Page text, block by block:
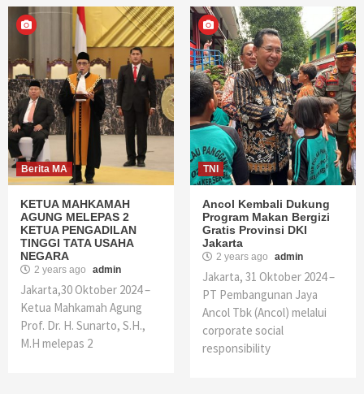
Berita MA
KETUA MAHKAMAH
AGUNG MELEPAS 2
KETUA PENGADILAN
TINGGI TATA USAHA
NEGARA
2 years ago admin
Jakarta,30 Oktober 2024 –
Ketua Mahkamah Agung
Prof. Dr. H. Sunarto, S.H.,
M.H melepas 2
TNI
Ancol Kembali Dukung
Program Makan Bergizi
Gratis Provinsi DKI
Jakarta
2 years ago admin
Jakarta, 31 Oktober 2024 –
PT Pembangunan Jaya
Ancol Tbk (Ancol) melalui
corporate social
responsibility